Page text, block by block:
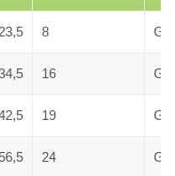
23,5 8
16
19
56,5 24